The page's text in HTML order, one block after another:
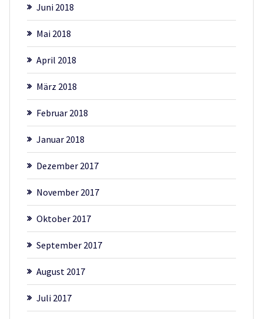
Juni 2018
Mai 2018
April 2018
März 2018
Februar 2018
Januar 2018
Dezember 2017
November 2017
Oktober 2017
September 2017
August 2017
Juli 2017